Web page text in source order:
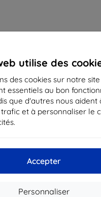
utilise des
des cookies sur notre site
essentiels au bon
que d'autres nous aident
et à personnaliser le
Accepter
Personnaliser
d’entreprise :